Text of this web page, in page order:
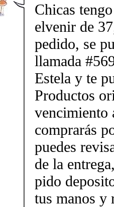
Chicas
elvenir de
pedido, se
llamada
Estela y te
Productos
vencimiento
comprarás
puedes
de la
pido
tus manos y